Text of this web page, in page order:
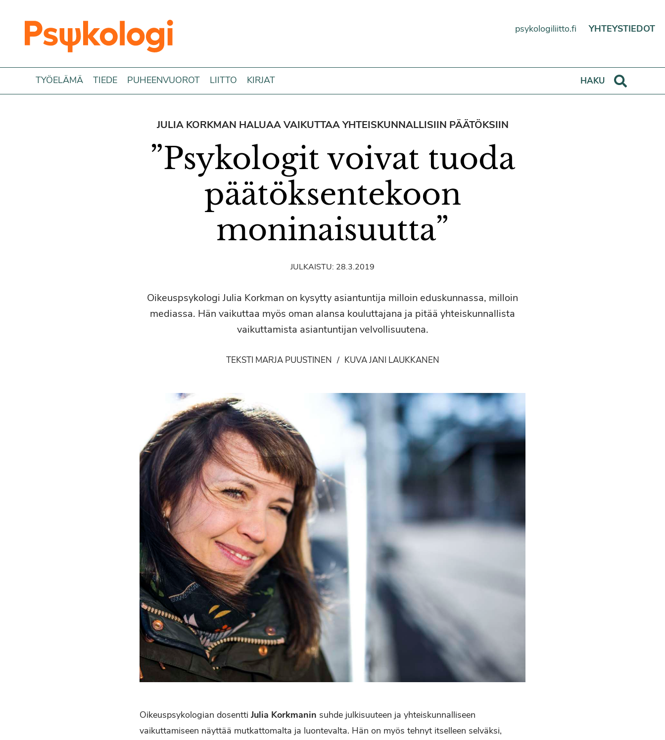
psykologiliitto.fi
YHTEYSTIEDOT
TYÖELÄMÄ TIEDE PUHEENVUOROT LIITTO KIRJAT
HAKU
JULIA KORKMAN HALUAA VAIKUTTAA YHTEISKUNNALLISIIN PÄÄTÖKSIIN
”Psykologit voivat tuoda
päätöksentekoon
moninaisuutta”
JULKAISTU: 28.3.2019
Oikeuspsykologi Julia Korkman on kysytty asiantuntija milloin eduskunnassa, milloin
mediassa. Hän vaikuttaa myös oman alansa kouluttajana ja pitää yhteiskunnallista
vaikuttamista asiantuntijan velvollisuutena.
TEKSTI MARJA PUUSTINEN / KUVA JANI LAUKKANEN
Oikeuspsykologian dosentti Julia Korkmanin suhde julkisuuteen ja yhteiskunnalliseen
vaikuttamiseen näyttää mutkattomalta ja luontevalta. Hän on myös tehnyt itselleen selväksi,